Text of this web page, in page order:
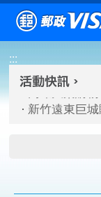
跳到主要內容區塊
:::
高雄大樂購
臺北三創生
高雄大樂購
新竹遠東巨